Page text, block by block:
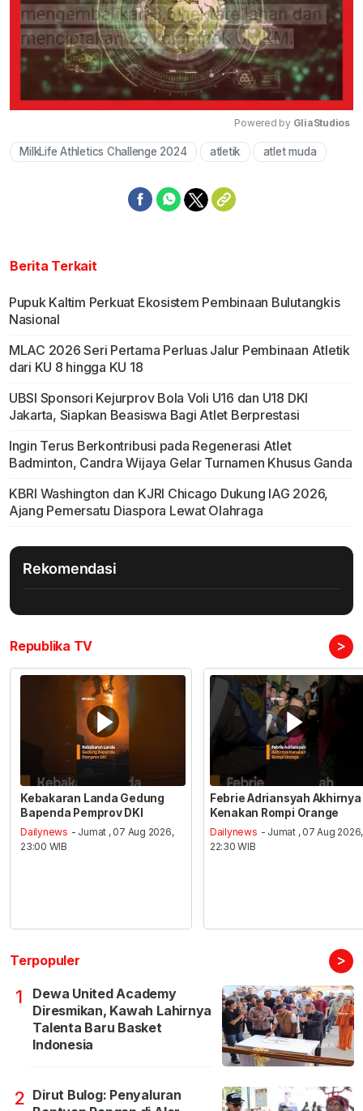
Mute
Powered by GliaStudios
MilkLife Athletics Challenge 2024 atletik atlet muda
Berita Terkait
Pupuk Kaltim Perkuat Ekosistem Pembinaan Bulutangkis
Nasional
MLAC 2026 Seri Pertama Perluas Jalur Pembinaan Atletik
dari KU 8 hingga KU 18
UBSI Sponsori Kejurprov Bola Voli U16 dan U18 DKI
Jakarta, Siapkan Beasiswa Bagi Atlet Berprestasi
Ingin Terus Berkontribusi pada Regenerasi Atlet
Badminton, Candra Wijaya Gelar Turnamen Khusus Ganda
KBRI Washington dan KJRI Chicago Dukung IAG 2026,
Ajang Pemersatu Diaspora Lewat Olahraga
Rekomendasi
Republika TV >
Kebakaran Landa Gedung
Bapenda Pemprov DKI
Dailynews - Jumat , 07 Aug 2026,
23:00 WIB
Febrie Adriansyah Akhirnya
Kenakan Rompi Orange
Dailynews - Jumat , 07 Aug 2026,
22:30 WIB
Terpopuler >
1
Dewa United Academy
Diresmikan, Kawah Lahirnya
Talenta Baru Basket
Indonesia
2 Dirut Bulog: Penyaluran